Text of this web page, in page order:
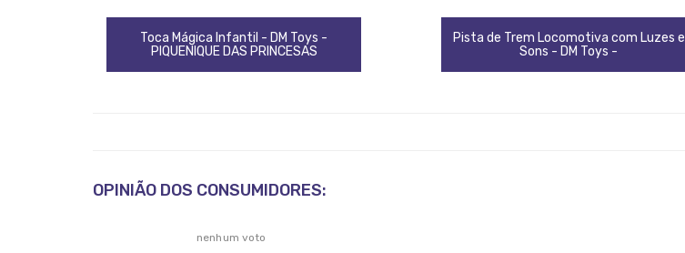
Toca Mágica Infantil - DM Toys -
PIQUENIQUE DAS PRINCESAS
Pista de Trem Locomotiva com Luzes e
Sons - DM Toys -
OPINIÃO DOS CONSUMIDORES:
nenhum voto